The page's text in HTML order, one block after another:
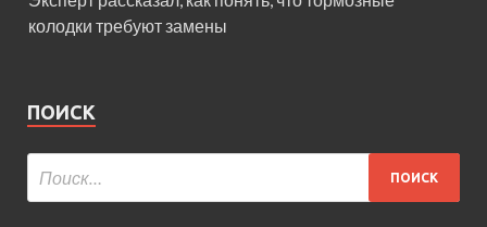
колодки требуют замены
ПОИСК